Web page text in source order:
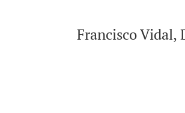
Francisco Vidal,